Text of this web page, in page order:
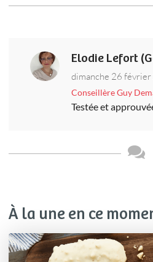
Elodie Lefort
dimanche 26
Conseillère Guy
Testée et
À la une en ce